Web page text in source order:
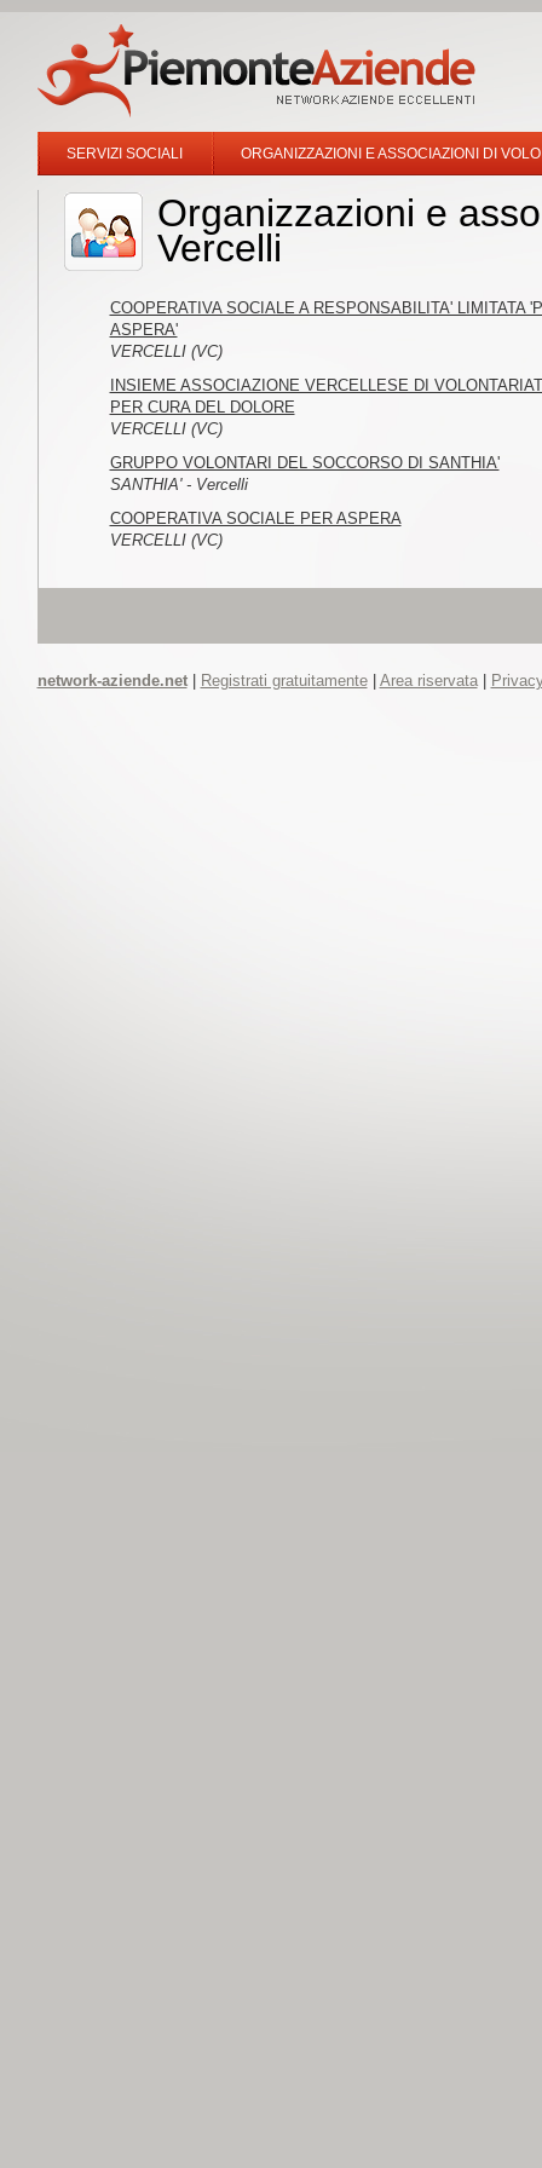
SERVIZI SOCIALI ORGANIZZAZIONI E ASSOCIAZIONI DI
Organizzazioni e
Vercelli
COOPERATIVA SOCIALE A RESPONSABILITA' LIMITATA
ASPERA'
VERCELLI (VC)
INSIEME ASSOCIAZIONE VERCELLESE DI
PER CURA DEL DOLORE
VERCELLI (VC)
GRUPPO VOLONTARI DEL SOCCORSO DI SANTHIA'
SANTHIA' - Vercelli
COOPERATIVA SOCIALE PER ASPERA
VERCELLI (VC)
network-aziende.net| Registrati gratuitamente| Area riservata|